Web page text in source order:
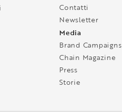
Contatti
Newsletter
Media
Brand Campaigns
Chain Magazine
Press
Storie